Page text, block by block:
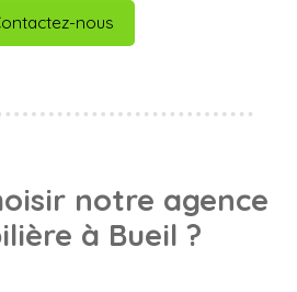
nous
notre agence
à Bueil ?